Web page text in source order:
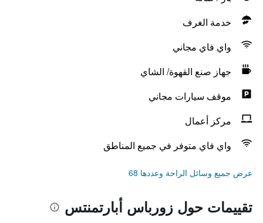
خدمة الغرف
واي فاي مجاني
جهاز صنع القهوة/ الشاي
موقف سيارات مجاني
مركز أعمال
واي فاي متوفر في جميع المناطق
عرض جميع وسائل الراحة وعددها 68
تقييمات حول زورباس أبارتمنتس